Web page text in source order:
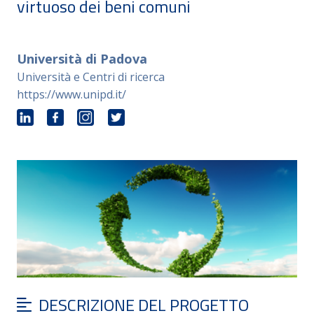
virtuoso dei beni comuni
Università di Padova
Università e Centri di ricerca
https://www.unipd.it/
DESCRIZIONE DEL PROGETTO